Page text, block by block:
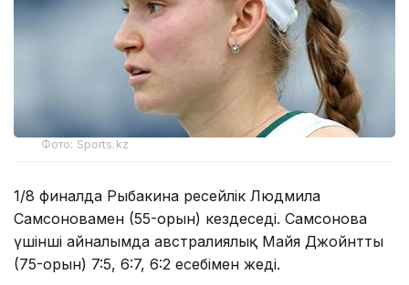
Фото: Sports.kz
1/8 финалда Рыбакина ресейлік Людмила
Самсоновамен (55-орын) кездеседі. Самсонова
үшінші айналымда австралиялық Майя Джойнтты
(75-орын) 7:5, 6:7, 6:2 есебімен жеңді.